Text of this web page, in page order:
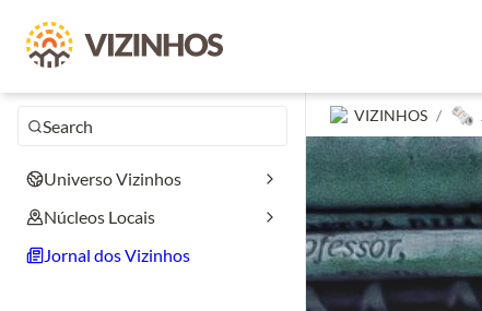
Search
Universo Vizinhos
Núcleos Locais
Jornal dos Vizinhos
VIZINHOS / 🗞️